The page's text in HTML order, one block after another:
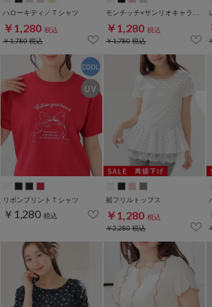
ハローキティ／Ｔシャツ
￥1,280 税込
￥1,780税込
モンチッチ×サンリオキャラクターズ／Ｔシャツ
￥1,280 税込
￥1,780税込
リボンプリントＴシャツ
￥1,280 税込
裾フリルトップス
￥1,280 税込
￥2,280税込